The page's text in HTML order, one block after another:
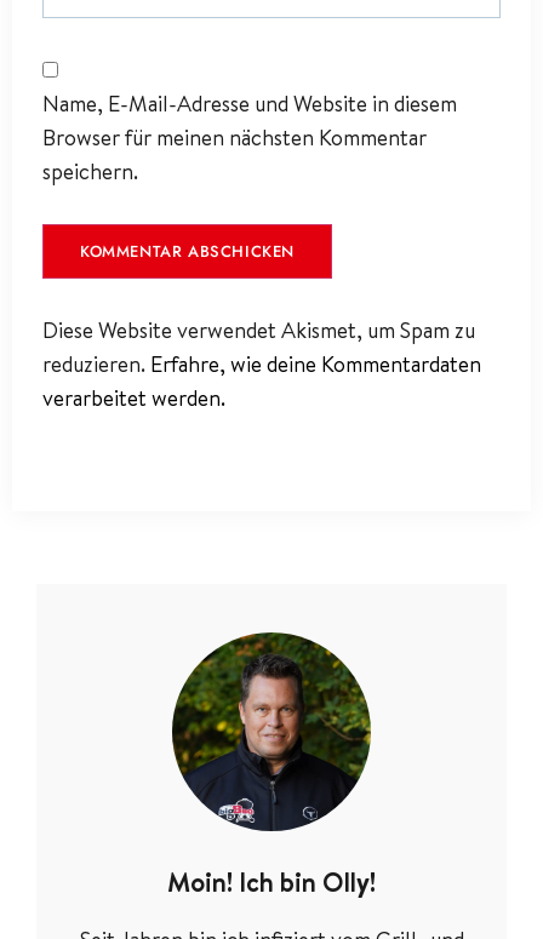
Name, E-Mail-Adresse und Website in diesem
Browser für meinen nächsten Kommentar
speichern.
Diese Website verwendet Akismet, um Spam zu
reduzieren. Erfahre, wie deine Kommentardaten
verarbeitet werden.
Moin! Ich bin Olly!